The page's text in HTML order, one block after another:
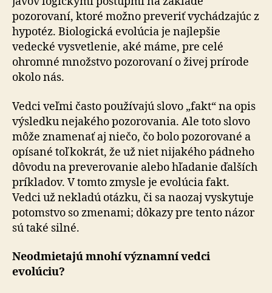
pozorovaní, ktoré možno preveriť vychádzajúc z
hypotéz. Biologická evolúcia je najlepšie
vedecké vysvetlenie, aké máme, pre celé
ohromné množstvo pozorovaní o živej prírode
okolo nás.
Vedci veľmi často používajú slovo „fakt“ na opis
výsledku nejakého pozorovania. Ale toto slovo
môže znamenať aj niečo, čo bolo pozorované a
opísané toľkokrát, že už niet nijakého pádneho
dôvodu na preverovanie alebo hľadanie ďalších
príkladov. V tomto zmysle je evolúcia fakt.
Vedci už nekladú otázku, či sa naozaj vyskytuje
potomstvo so zmenami; dôkazy pre tento názor
sú také silné.
Neodmietajú mnohí významní vedci
evolúciu?